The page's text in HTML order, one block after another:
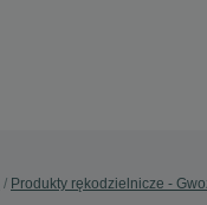
Produkty rękodzielnicze -